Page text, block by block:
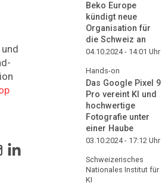
Beko Europe
kündigt neue
Organisation für
die Schweiz an
04.10.2024 - 14:01 Uhr
Hands-on
Das Google Pixel 9
Pro vereint KI und
hochwertige
Fotografie unter
einer Haube
03.10.2024 - 17:12 Uhr
Schweizerisches
Nationales Institut für
KI